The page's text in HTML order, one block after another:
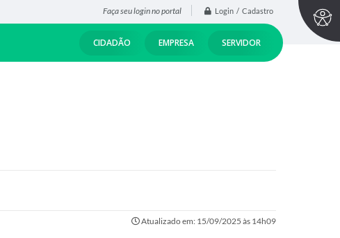
Faça seu login no portal Login / Cadastro
CIDADÃO EMPRESA SERVIDOR
Atualizado em: 15/09/2025 às 14h09